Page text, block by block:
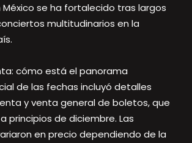
México se ha fortalecido tras largos
multitudinarios en la
cómo está el panorama
de las fechas incluyó detalles
y venta general de boletos, que
principios de diciembre. Las
en precio dependiendo de la